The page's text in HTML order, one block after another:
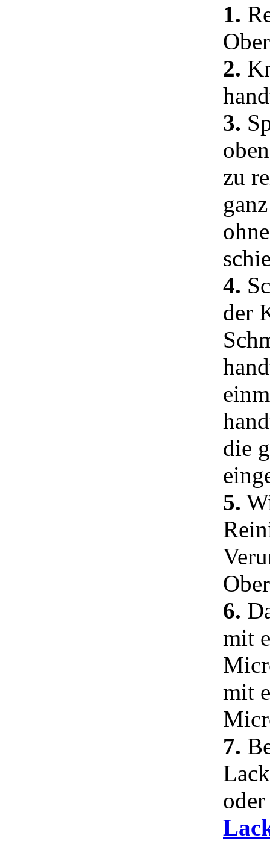
1.
2.
3.
zu
4.
der
die
5.
6.
mit
mit
7.